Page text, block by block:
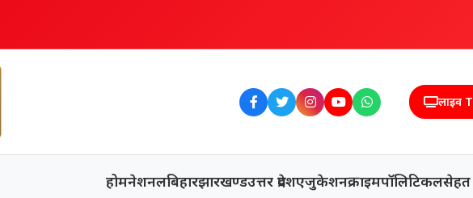
लाइव
होमनेशनलबिहारझारखण्डउत्तर प्रदेशएजुकेशनक्राइमपॉलिटिकलसेहत